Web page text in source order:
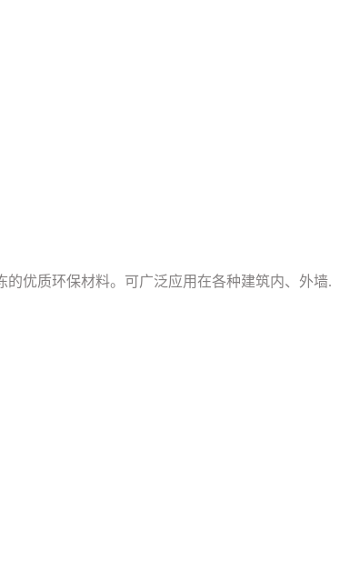
优质环保材料。可广泛应用在各种建筑内、外墙.